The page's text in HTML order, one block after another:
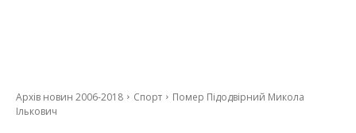
Архів новин 2006-2018 Спорт
Помер Підодвірний Микола
Ількович